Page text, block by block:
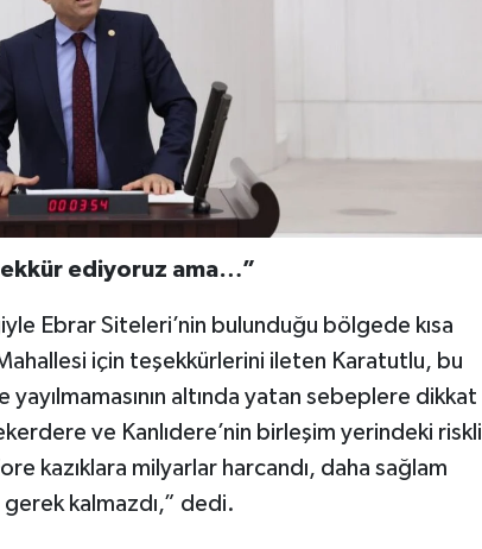
ediyoruz ama…”
Ebrar Siteleri’nin bulunduğu bölgede kısa
için teşekkürlerini ileten Karatutlu, bu
yayılmamasının altında yatan sebeplere dikkat
ve Kanlıdere’nin birleşim yerindeki riskli
kazıklara milyarlar harcandı, daha sağlam
kalmazdı,” dedi.